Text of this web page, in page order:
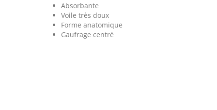
Absorbante
Voile très doux
Forme anatomique
Gaufrage centré